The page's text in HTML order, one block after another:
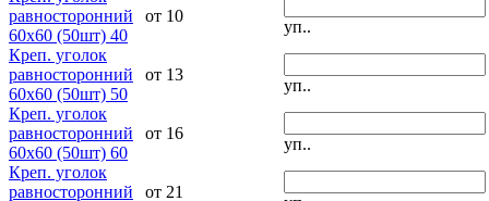
равносторонний
60х60 (50шт) 40
от 10
уп..
Креп. уголок
равносторонний
60х60 (50шт) 50
от 13
уп..
Креп. уголок
равносторонний
60х60 (50шт) 60
от 16
уп..
Креп. уголок
равносторонний
от 21